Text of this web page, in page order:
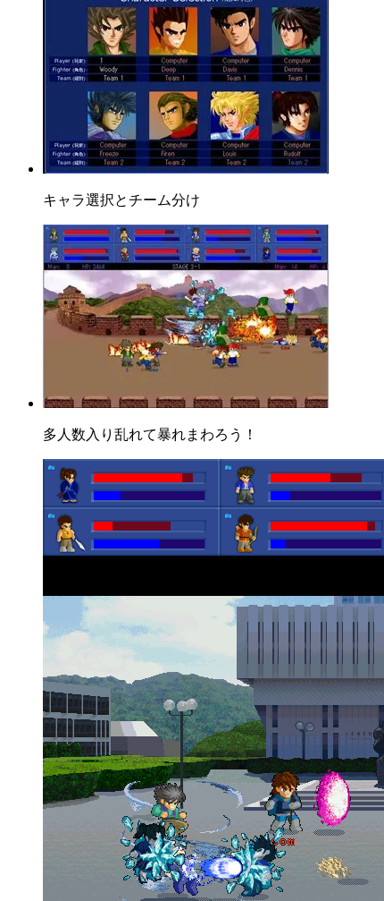
キャラ選択とチーム分け
多人数入り乱れて暴れまわろう！